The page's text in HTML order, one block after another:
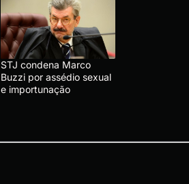
STJ condena Marco
Buzzi por assédio sexual
e importunação